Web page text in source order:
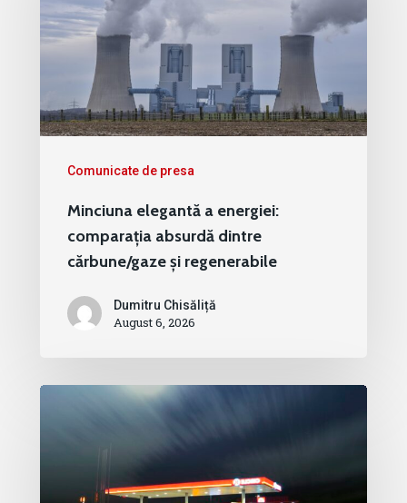
Comunicate de presa
Minciuna elegantă a energiei:
comparația absurdă dintre
cărbune/gaze și regenerabile
Dumitru Chisăliță
August 6, 2026